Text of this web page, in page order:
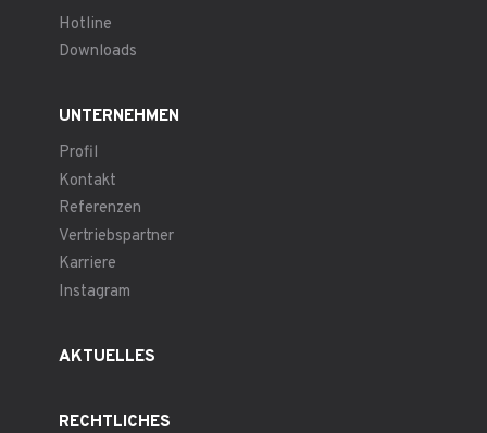
Hotline
Downloads
UNTERNEHMEN
Profil
Kontakt
Referenzen
Vertriebspartner
Karriere
Instagram
AKTUELLES
RECHTLICHES